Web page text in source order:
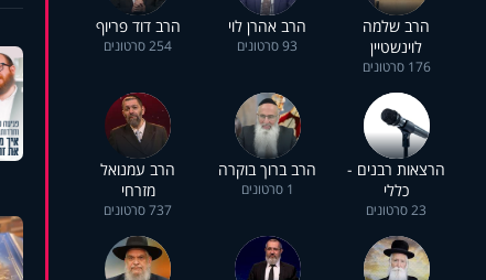
הרב שלמה
לוינשטיין
176 סרטונים
הרב אהרן לוי
93 סרטונים
הרב דוד פריוף
254 סרטונים
הרצאות רבנים -
כללי
23 סרטונים
הרב ברוך בוקרה
1 סרטונים
הרב עמנואל
מזרחי
737 סרטונים